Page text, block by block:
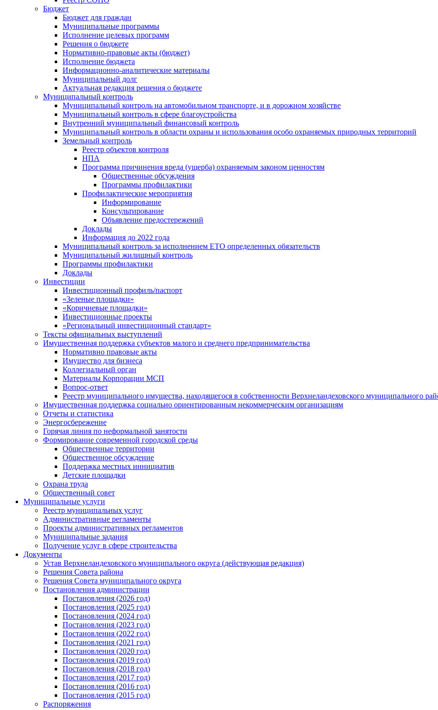
Бюджет
Бюджет для граждан
Муниципальные программы
Исполнение целевых программ
Решения о бюджете
Нормативно-правовые акты (бюджет)
Исполнение бюджета
Информационно-аналитические материалы
Муниципальный долг
Актуальная редакция решения о бюджете
Муниципальный контроль
Муниципальный контроль на автомобильном транспорте, и в дорожном хозяйстве
Муниципальный контроль в сфере благоустройства
Внутренний муниципальный финансовый контроль
Муниципальный контроль в области охраны и использования особо охраняемых природных территорий
Земельный контроль
Реестр объектов контроля
НПА
Программа причинения вреда (ущерба) охраняемым законом ценностям
Общественные обсуждения
Программы профилактики
Профилактические мероприятия
Информирование
Консультирование
Объявление предостережений
Доклады
Информация до 2022 года
Муниципальный контроль за исполнением ЕТО определенных обязательств
Муниципальный жилищный контроль
Программы профилактики
Доклады
Инвестиции
Инвестиционный профиль/паспорт
«Зеленые площадки»
«Коричневые площадки»
Инвестиционные проекты
«Региональный инвестиционный стандарт»
Тексты официальных выступлений
Имущественная поддержка субъектов малого и среднего предпринимательства
Нормативно правовые акты
Имущество для бизнеса
Коллегиальный орган
Материалы Корпорации МСП
Вопрос-ответ
Реестр муниципального имущества, находящегося в собственности Верхнеландеховского муниципального
Имущественная поддержка социально ориентированным некоммерческим организациям
Отчеты и статистика
Энергосбережение
Горячая линия по неформальной занятости
Формирование современной городской среды
Общественные территории
Общественное обсуждение
Поддержка местных иннициатив
Детские площадки
Охрана труда
Общественный совет
Муниципальные услуги
Реестр муниципальных услуг
Административные регламенты
Проекты административных регламентов
Муниципальные задания
Получение услуг в сфере строительства
Документы
Устав Верхнеландеховского муниципального округа (действующая редакция)
Решения Совета района
Решения Совета муниципального округа
Постановления администрации
Постановления (2026 год)
Постановления (2025 год)
Постановления (2024 год)
Постановления (2023 год)
Постановления (2022 год)
Постановления (2021 год)
Постановления (2020 год)
Постановления (2019 год)
Постановления (2018 год)
Постановления (2017 год)
Постановления (2016 год)
Постановления (2015 год)
Распоряжения